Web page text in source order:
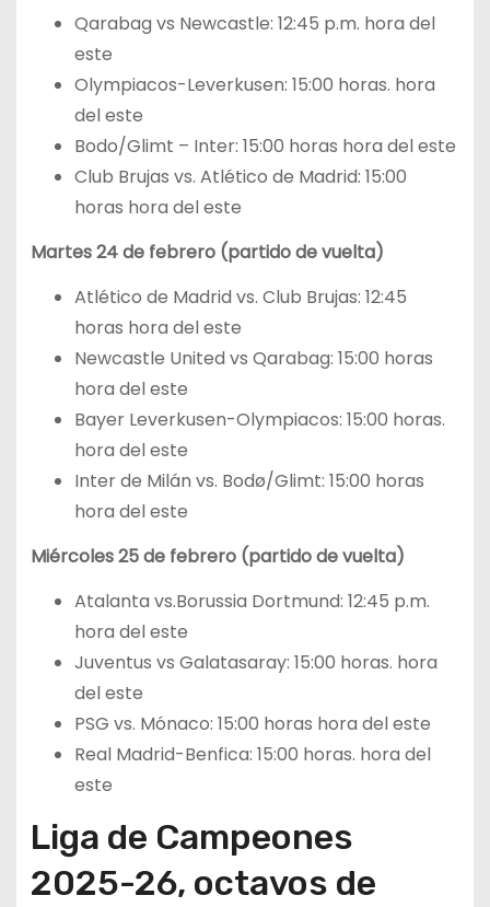
Qarabag vs Newcastle: 12:45 p.m. hora del
este
Olympiacos-Leverkusen: 15:00 horas. hora
del este
Bodo/Glimt – Inter: 15:00 horas hora del este
Club Brujas vs. Atlético de Madrid: 15:00
horas hora del este
Martes 24 de febrero (partido de vuelta)
Atlético de Madrid vs. Club Brujas: 12:45
horas hora del este
Newcastle United vs Qarabag: 15:00 horas
hora del este
Bayer Leverkusen-Olympiacos: 15:00 horas.
hora del este
Inter de Milán vs. Bodø/Glimt: 15:00 horas
hora del este
Miércoles 25 de febrero (partido de vuelta)
Atalanta vs.Borussia Dortmund: 12:45 p.m.
hora del este
Juventus vs Galatasaray: 15:00 horas. hora
del este
PSG vs. Mónaco: 15:00 horas hora del este
Real Madrid-Benfica: 15:00 horas. hora del
este
Liga de Campeones
2025-26, octavos de